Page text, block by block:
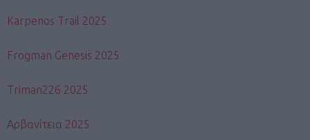
Karpenos Trail 2025
Frogman Genesis 2025
Triman226 2025
Αρβανίτεια 2025